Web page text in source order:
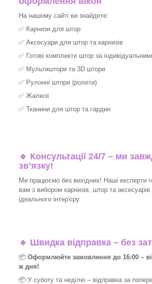
На нашому сайті ви знайдете:
✅ Карнизи для штор
✅ Аксесуари для штор та карнизів
✅ Готові комплекти штор за
✅ Мультиштори та 3D штори
✅ Рулонні штори (ролети)
✅ Жалюзі
✅ Тканини для штор та гардин
🔹 Консультації 24/7 – ми
зв’язку!
Ми працюємо без вихідних! Наші експерти
вам з вибором карнизів, штор та
ідеального інтер'єру.​
🔹 Швидка відправка – без
📦 Оформлюйте замовлення до 16:00 –
ж дня!
📦 У суботу та неділю – відправка за